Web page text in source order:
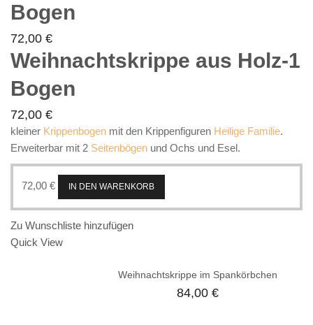
Bogen
72,00 €
Weihnachtskrippe aus Holz-1
Bogen
72,00 €
kleiner Krippenbogen mit den Krippenfiguren Heilige Familie.
Erweiterbar mit 2 Seitenbögen und Ochs und Esel.
72,00 € IN DEN WARENKORB
Zu Wunschliste hinzufügen
Quick View
Weihnachtskrippe im Spankörbchen
84,00 €